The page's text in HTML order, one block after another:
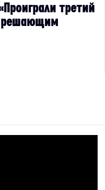
третий
решающим